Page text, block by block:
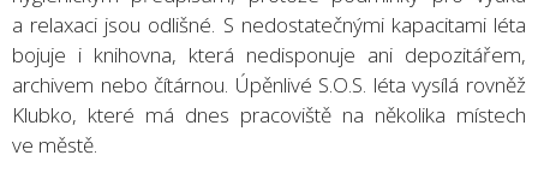
a relaxaci jsou odlišné. S nedostatečnými kapacitami léta
bojuje i knihovna, která nedisponuje ani depozitářem,
archivem nebo čítárnou. Úpěnlivé S.O.S. léta vysílá rovněž
Klubko, které má dnes pracoviště na několika místech
ve městě.